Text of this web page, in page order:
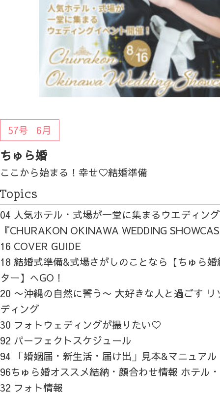
57号 6月
ちゅら婚
ここから始まる！幸せ♡結婚準備
Topics
04 人気ホテル・式場が一堂に集まるウエディン
『CHURAKON OKINAWA WEDDING
16 COVER GUIDE
18 結婚式準備&式場さがしのことなら【ちゅら
ター】へGO！
20 〜沖縄の自然に誓う〜 大好きな人と過ごす
ディング
30 フォトウェディングが撮りたい♡
92 パーフェクトスケジュール
94 「婚姻届・新生活・届け出」見本&マニュアル
96ちゅら婚オススメ結納・顔合わせ情報 ホテル
32 フォト情報